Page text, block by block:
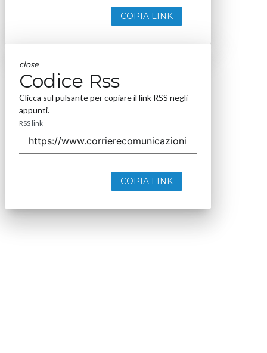
COPIA LINK
close
Codice Rss
Clicca sul pulsante per copiare il link RSS negli
appunti.
RSS link
COPIA LINK